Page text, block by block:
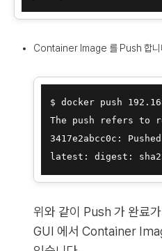
Container Image 를 Push 합니
$ docker push
The push refers to
3417e2abcc0c: Pushed
위와 같이 Push 가 완료
GUI 에서 Container